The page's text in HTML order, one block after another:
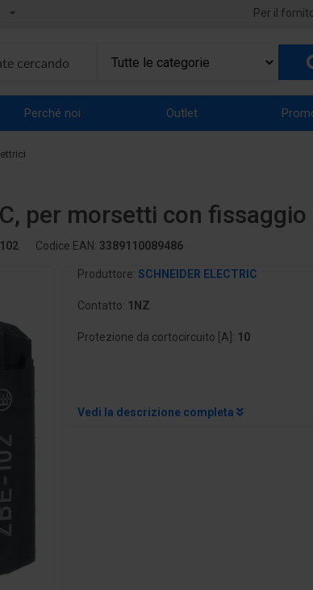
Per il
Perché noi Outlet
per morsetti con fissaggio
Codice EAN: 3389110089486
Produttore: SCHNEIDER ELECTRIC
Contatto: 1NZ
Protezione da cortocircuito [A]: 10
Vedi la descrizione completa